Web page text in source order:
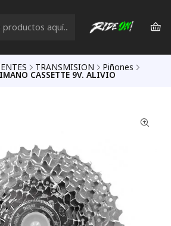
TRANSMISION Piñones
CASSETTE 9V. ALIVIO